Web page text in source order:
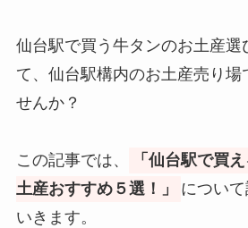
仙台駅で買う牛タンのお土産選
て、仙台駅構内のお土産売り場
せんか？
この記事では、
「仙台駅で買
土産おすすめ５選！」
につい
いきます。